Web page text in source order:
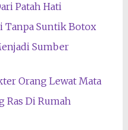
Patah Hati
Tanpa Suntik Botox
Sumber
Orang Lewat Mata
Ras Di Rumah